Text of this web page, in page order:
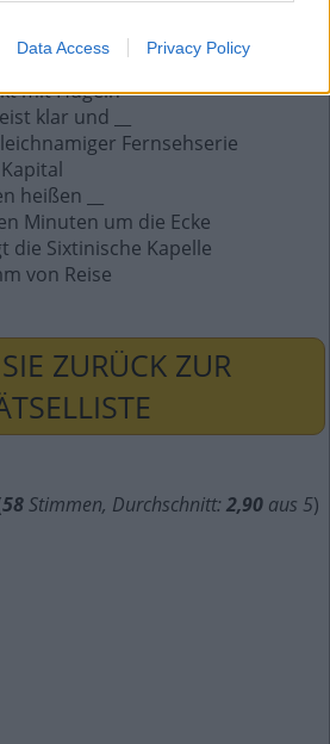
Data Access Privacy Policy
Göttergeschlechts
Kernspintomogramm
mit Hügeln
klar und __
Fernsehserie
heißen __
Minuten um die Ecke
die Sixtinische Kapelle
von Reise
ZURÜCK ZUR
58Stimmen, Durchschnitt: 2,90 aus 5)